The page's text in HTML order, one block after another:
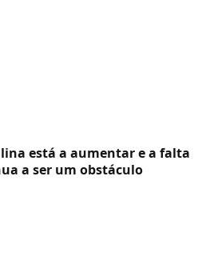
está a aumentar e a falta
a ser um obstáculo